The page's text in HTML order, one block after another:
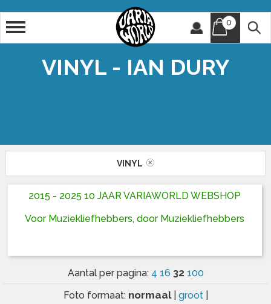
0
VINYL - IAN DURY
VINYL
2015 - 2025 10 JAAR VARIAWORLD WEBSHOP
Voor Muziekliefhebbers, door Muziekliefhebbers
Aantal per pagina: 4 16 32 100
Foto formaat: normaal groot